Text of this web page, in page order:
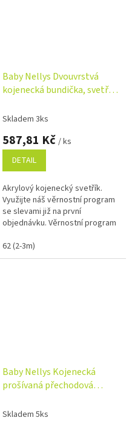
Baby Nellys Dvouvrstvá
kojenecká bundička, svetřík
Skladem 3ks
587,81 Kč / ks
DETAIL
Akrylový kojenecký svetřík.
Využijte náš věrnostní program
se slevami již na první
objednávku. Věrnostní program
62 (2-3m)
Baby Nellys Kojenecká
prošívaná přechodová
Skladem 5ks